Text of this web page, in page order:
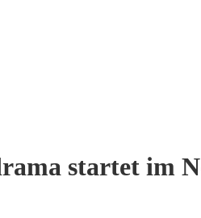
startet im